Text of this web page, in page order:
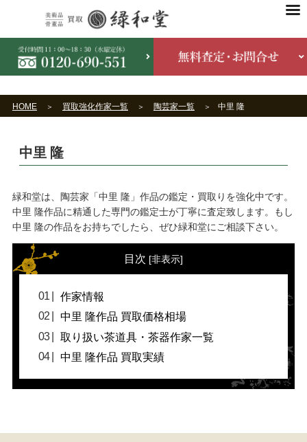
HOME 買取強化作家一覧 陶芸家一覧 中里 隆
中里 隆
緑和堂は、陶芸家「中里 隆」作品の鑑定・買取りを強化中です。
中里 隆作品に精通した専門の鑑定士が丁寧に査定致します。もし
中里 隆の作品をお持ちでしたら、ぜひ緑和堂にご相談下さい。
目次 [非表示]
作家情報
中里 隆作品 買取価格相場
取り扱い茶道具・茶器作家一覧
中里 隆作品 買取実績